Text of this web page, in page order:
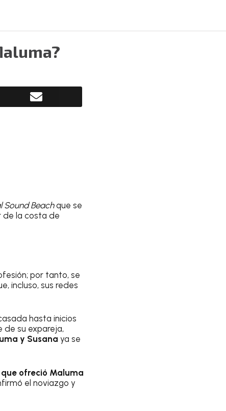
Sound Beachque se
de la costa de
por tanto, se
incluso, sus redes
hasta inicios
de su expareja,
y Susana ya se
ofreció Maluma
el noviazgo y